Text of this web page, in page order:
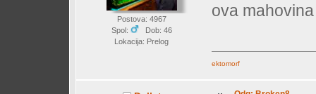
Postova: 4967
Spol:
Dob: 46
Lokacija: Prelog
ova
ektomorf